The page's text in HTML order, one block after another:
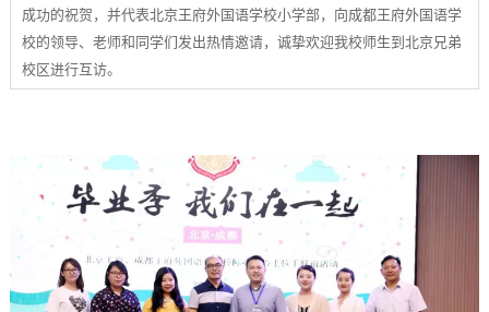
成功的祝贺，并代表北京王府外国语学校小学部，向成都王府外国语学
校的领导、老师和同学们发出热情邀请，诚挚欢迎我校师生到北京兄弟
校区进行互访。